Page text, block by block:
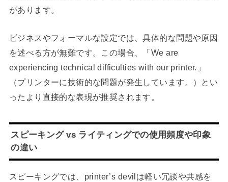
があります。
ビジネスやフォーマルな設定では、具体的な問題や原因
を述べる方が無難です。この場合、「We are
experiencing technical difficulties with our printer.」
（プリンターに技術的な問題が発生しています。）とい
ったより直接的な表現が推奨されます。
スピーキング vs ライティングでの使用頻度や印象
の違い
スピーキングでは、printer’s devilは軽い冗談や共感を